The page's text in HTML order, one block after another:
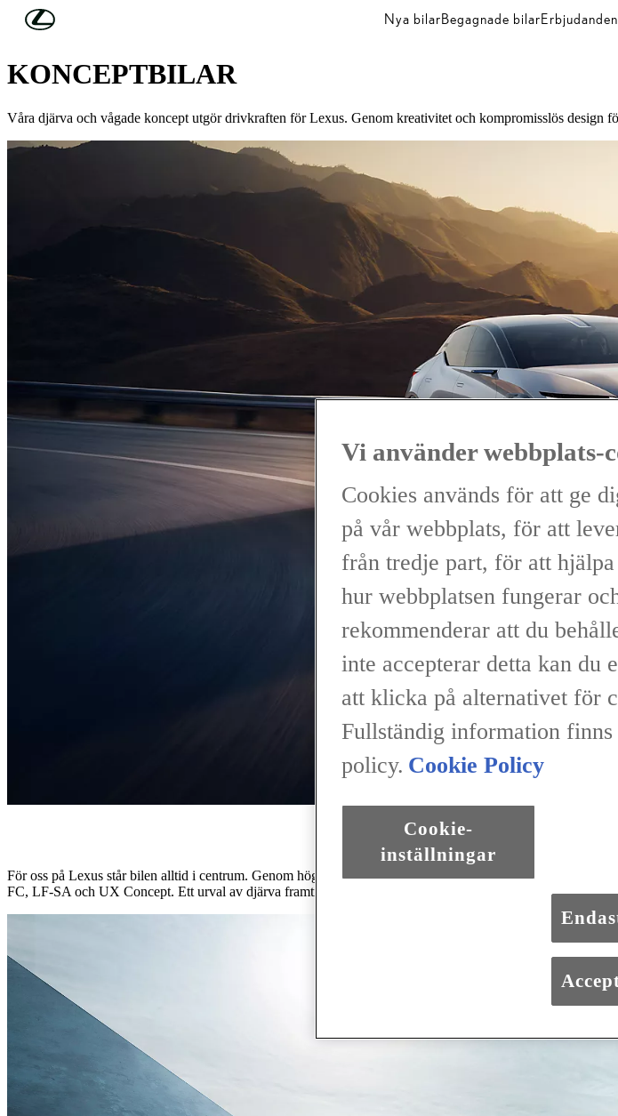
Hoppa till huvudinnehåll Nya bilarBegagnade bilarErbjudanden
UPPTÄCK LEXUS
KONCEPTBILAR
Våra djärva och vågade koncept utgör drivkraften för Lexus. Genom kreativitet och kompromisslös
För oss på Lexus står bilen alltid i centrum. Genom hög entusiasm och stark framtidssträvan är vårt
FC, LF-SA och UX Concept. Ett urval av djärva framtidsvisioner som gett besökare på bilmässor världen
Vi använder webbplats-
Cookies används för att ge
på vår webbplats, för att
från tredje part, för att
hur webbplatsen fungerar
rekommenderar att du
inte accepterar detta kan du
att klicka på alternativet för
Fullständig information
policy. Cookie Policy
Cookie-
inställningar